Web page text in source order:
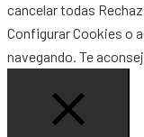
cancelar todas
Configurar Cookies o
navegando. Te